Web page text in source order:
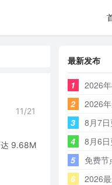
11/21
达 9.68M
最新发布
1
2026
2
2026
3
8月7
4
8月6
5
免费节
6
2026